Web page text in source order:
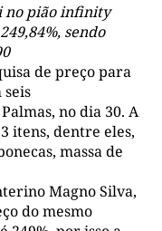
no pião infinity
sendo
de preço para
seis
no dia 30. A
itens, dentre eles,
massa de
Magno Silva,
do mesmo